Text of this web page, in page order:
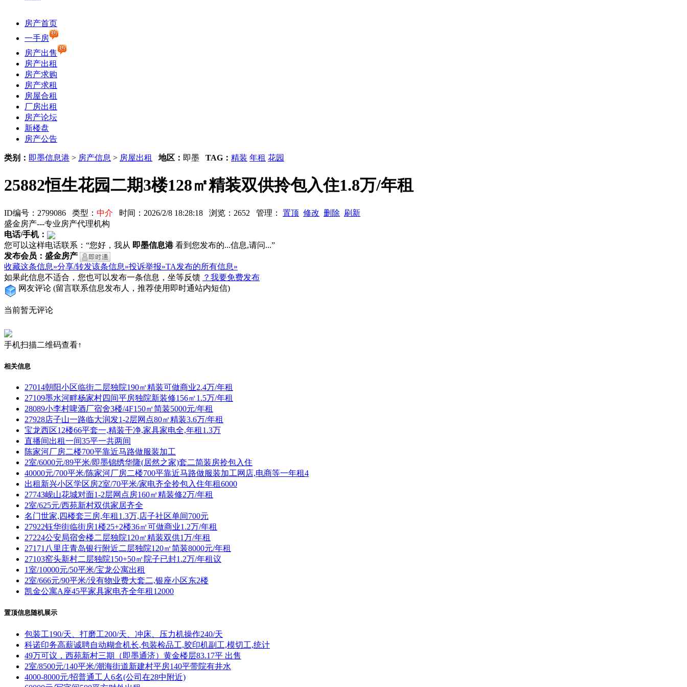
房产首页
一手房
房产出售
房产出租
房产求购
房产求租
房屋合租
厂房出租
房产论坛
新楼盘
房产公告
类别： 即墨信息港 > 房产信息 > 房屋出租 地区： 即墨 TAG： 精装 年租 花园
25882恒生花园二期3楼128㎡精装双供拎包入住1.8万/年租
ID编号：2799086 类型： 中介 时间：2026/2/8 18:28:18 浏览：2652 管理： 置顶 修改 删除 刷新
盛金房产---专业房产代理机构
电话/手机：
您可以这样电话联系：“您好，我从 即墨信息港看到您发布的...信息,请问...”
发布会员：盛金房产
收藏这条信息»分享/转发该条信息»投诉举报»TA发布的所有信息»
如果此信息不适合，您也可以发布一条信息，坐等反馈 ？我要免费发布
网友评论 (留言联系信息发布人，推荐使用即时通站内短信)
当前暂无评论
手机扫描二维码查看↑
相关信息
27014朝阳小区临街二层独院190㎡精装可做商业2.4万/年租
27109墨水河畔杨家村四间平房独院新装修156㎡1.5万/年租
28089小李村啤酒厂宿舍3楼/4F150㎡简装5000元/年租
27928店子山一路临大润发1-2层网点80㎡精装3.6万/年租
宝龙西区12楼66平套一,精装干净,家具家电全,年租1.3万
直播间出租一间35平一共两间
陈家河厂房二楼700平靠近马路做服装加工
2室/6000元/89平米/即墨锦绣华隆(居然之家)套二简装房拎包入住
40000元/700平米/陈家河厂房二楼700平靠近马路做服装加工网店,电商等一年租4
出租新兴小区学区房2室/70平米/家电齐全拎包入住年租6000
27743岘山花城对面1-2层网点房160㎡精装修2万/年租
2室/625元/西苑新村双供家居齐全
名门世家,四楼套三房,年租1.3万,店子社区单间700元
27922钰华街临街房1楼25+2楼36㎡可做商业1.2万/年租
27224公安局宿舍楼二层独院120㎡精装双供1万/年租
27171八里庄青岛银行附近二层独院120㎡简装8000元/年租
27103窑头新村二层独院150+50㎡院子已封1.2万/年租议
1室/10000元/50平米/宝龙公寓出租
2室/666元/90平米/没有物业费大套二,银座小区东2楼
凯金公寓A座45平家具家电齐全年租12000
置顶信息随机展示
包装工190/天、打磨工200/天、冲床、压力机操作240/天
科诺印务高薪诚聘自动糊盒机长,包装检品工,胶印机副工,模切工,统计
49万可议，西苑新村三期（即墨通济）黄金楼层83.17平 出售
2室/8500元/140平米/潮海街道新建村平房140平带院有井水
4000-8000元/招普通工人6名(公司在28中附近)